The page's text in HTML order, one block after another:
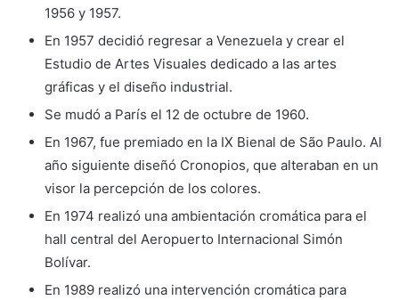
1956 y 1957.
En 1957 decidió regresar a Venezuela y crear el
Estudio de Artes Visuales dedicado a las artes
gráficas y el diseño industrial.
Se mudó a París el 12 de octubre de 1960.
En 1967, fue premiado en la IX Bienal de São Paulo. Al
año siguiente diseñó Cronopios, que alteraban en un
visor la percepción de los colores.
En 1974 realizó una ambientación cromática para el
hall central del Aeropuerto Internacional Simón
Bolívar.
En 1989 realizó una intervención cromática para